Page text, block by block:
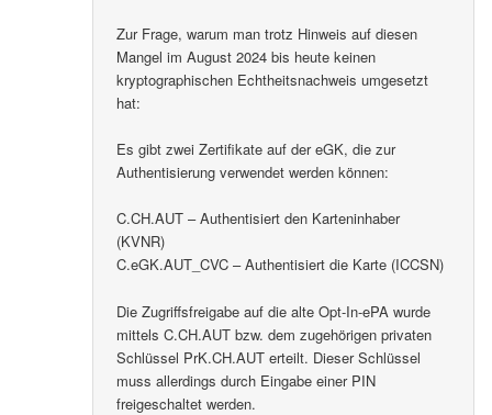
Zur Frage, warum man trotz Hinweis auf diesen
Mangel im August 2024 bis heute keinen
kryptographischen Echtheitsnachweis umgesetzt
hat:
Es gibt zwei Zertifikate auf der eGK, die zur
Authentisierung verwendet werden können:
C.CH.AUT – Authentisiert den Karteninhaber
(KVNR)
C.eGK.AUT_CVC – Authentisiert die Karte (ICCSN)
Die Zugriffsfreigabe auf die alte Opt-In-ePA wurde
mittels C.CH.AUT bzw. dem zugehörigen privaten
Schlüssel PrK.CH.AUT erteilt. Dieser Schlüssel
muss allerdings durch Eingabe einer PIN
freigeschaltet werden.